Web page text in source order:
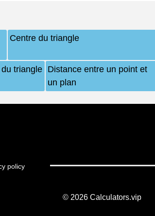
Centre du triangle
du triangle Distance entre un point et
un plan
policy
© 2026 Calculators.vip